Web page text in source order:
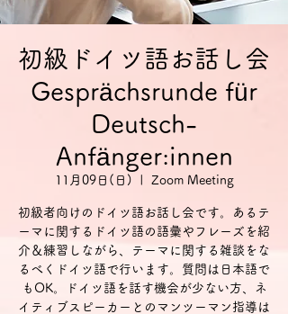
初級ドイツ語お話し会
Gesprächsrunde für
Deutsch-
Anfänger:innen
11月09日(日) Zoom Meeting
初級者向けのドイツ語お話し会です。あるテ
ーマに関するドイツ語の語彙やフレーズを紹
介＆練習しながら、テーマに関する雑談をな
るべくドイツ語で行います。質問は日本語で
もOK。ドイツ語を話す機会が少ない方、ネ
イティブスピーカーとのマンツーマン指導は